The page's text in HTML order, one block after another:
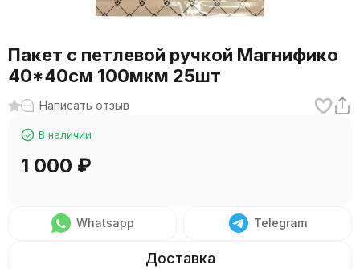
Пакет с петлевой ручкой Магнифико
40*40см 100мкм 25шт
Написать отзыв
В наличии
1 000 ₽
Whatsapp Telegram